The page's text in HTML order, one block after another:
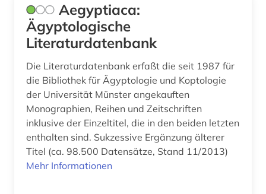
christentum (1)
christliche kunst (1)
cuneiform (1)
darstellende kunst (1)
datensammlung (1)
dekorative kunst (1)
demotisch (2)
Slowenien (1)
Spanien (1)
Suedamerika (1)
Suedosteuropa (1)
Thueringen (1)
Tschechische Republik (2)
Aegyptiaca:
Ägyptologische
Literaturdatenbank
Die Literaturdatenbank erfaßt die seit 1987 für
die Bibliothek für Ägyptologie und Koptologie
der Universität Münster angekauften
Monographien, Reihen und Zeitschriften
inklusive der Einzeltitel, die in den beiden letzten
enthalten sind. Sukzessive Ergänzung älterer
Titel (ca. 98.500 Datensätze, Stand 11/2013)
Mehr Informationen